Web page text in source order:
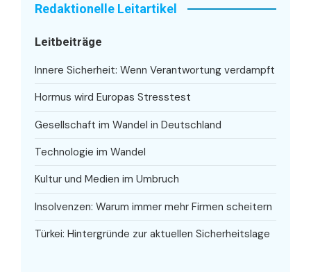
Redaktionelle Leitartikel
Leitbeiträge
Innere Sicherheit: Wenn Verantwortung verdampft
Hormus wird Europas Stresstest
Gesellschaft im Wandel in Deutschland
Technologie im Wandel
Kultur und Medien im Umbruch
Insolvenzen: Warum immer mehr Firmen scheitern
Türkei: Hintergründe zur aktuellen Sicherheitslage